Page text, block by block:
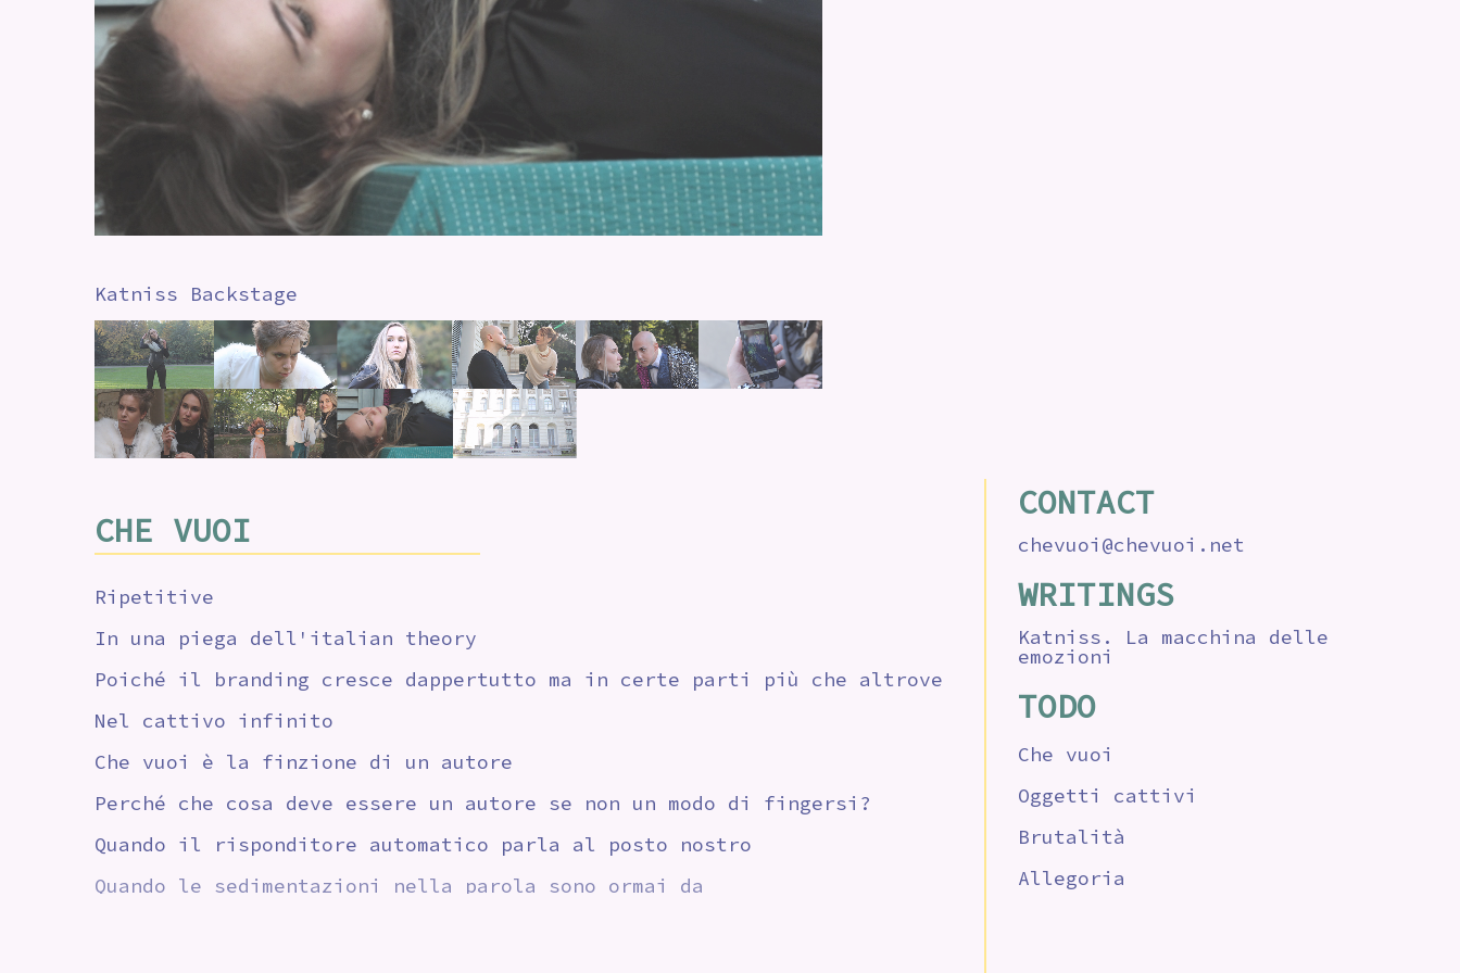
Katniss Backstage
CHE VUOI
CONTACT
chevuoi@chevuoi.net
WRITINGS
Katniss. La macchina delle
emozioni
TODO
Che vuoi
Oggetti cattivi
Brutalità
Allegoria
Ripetitive
In una piega dell'italian theory
Poiché il branding cresce dappertutto ma in certe parti più che altrove
Nel cattivo infinito
Che vuoi è la finzione di un autore
Perché che cosa deve essere un autore se non un modo di fingersi?
Quando il risponditore automatico parla al posto nostro
Quando le sedimentazioni nella parola sono ormai da tempo fuori